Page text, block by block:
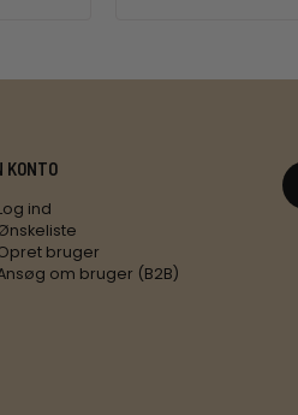
KONTO
ind
bruger
om bruger (B2B)